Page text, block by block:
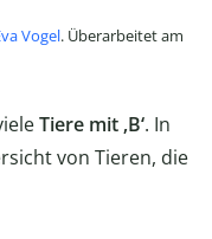
Vogel. Überarbeitet am
Tiere mit ‚B‘. In
von Tieren, die